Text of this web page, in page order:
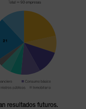
resultados futuros.